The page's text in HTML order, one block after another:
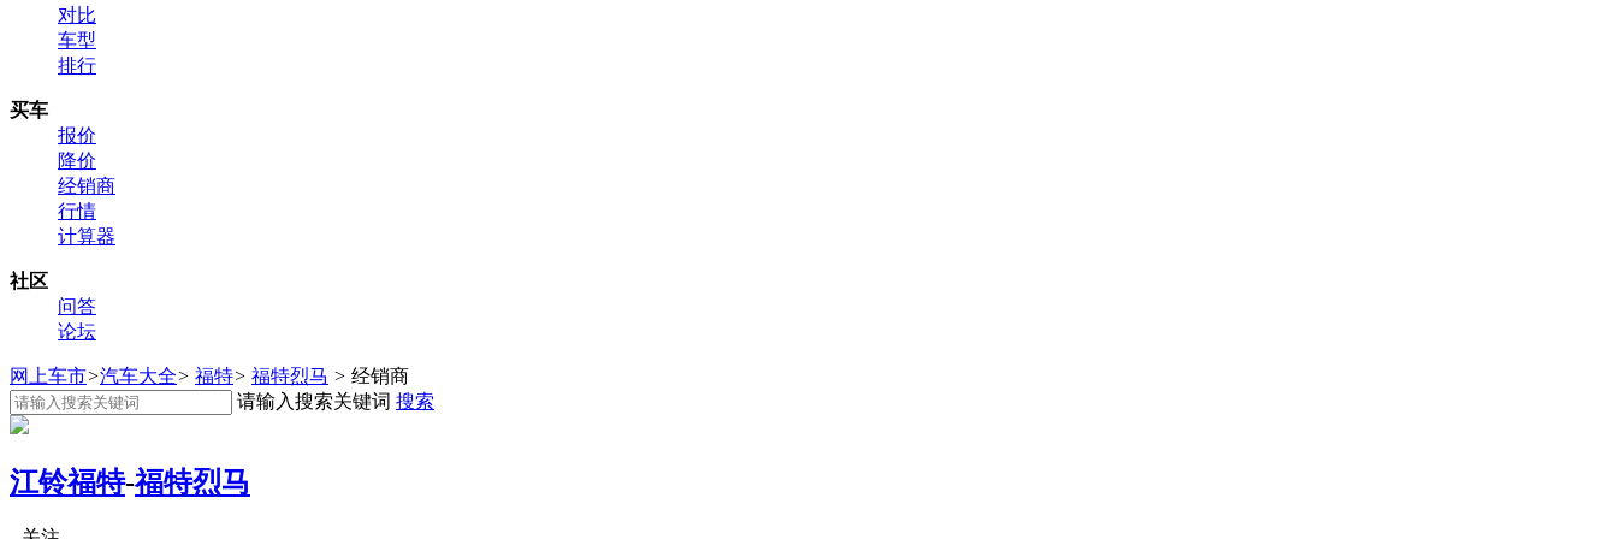
对比
车型
排行
买车
报价
降价
经销商
行情
计算器
社区
问答
论坛
网上车市>汽车大全> 福特> 福特烈马 > 经销商
请输入搜索关键词 搜索
江铃福特-福特烈马